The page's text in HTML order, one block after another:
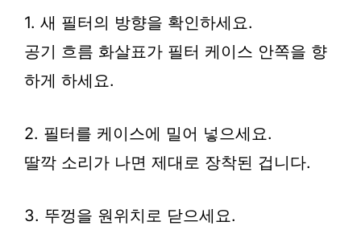
1. 새 필터의 방향을 확인하세요.
공기 흐름 화살표가 필터 케이스 안쪽을 향
하게 하세요.
2. 필터를 케이스에 밀어 넣으세요.
딸깍 소리가 나면 제대로 장착된 겁니다.
3. 뚜껑을 원위치로 닫으세요.